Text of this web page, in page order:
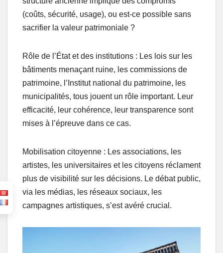
(coûts, sécurité, usage), ou est-ce possible sans
sacrifier la valeur patrimoniale ?
Rôle de l’État et des institutions : Les lois sur les
bâtiments menaçant ruine, les commissions de
patrimoine, l’Institut national du patrimoine, les
municipalités, tous jouent un rôle important. Leur
efficacité, leur cohérence, leur transparence sont
mises à l’épreuve dans ce cas.
Mobilisation citoyenne : Les associations, les
artistes, les universitaires et les citoyens réclament
plus de visibilité sur les décisions. Le débat public,
via les médias, les réseaux sociaux, les
campagnes artistiques, s’est avéré crucial.